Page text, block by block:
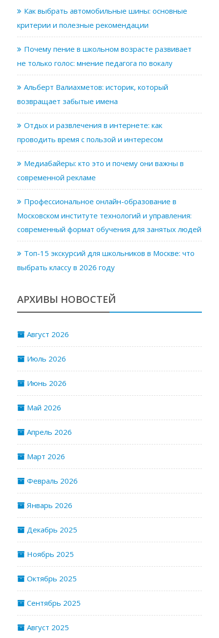
Как выбрать автомобильные шины: основные
критерии и полезные рекомендации
Почему пение в школьном возрасте развивает
не только голос: мнение педагога по вокалу
Альберт Валиахметов: историк, который
возвращает забытые имена
Отдых и развлечения в интернете: как
проводить время с пользой и интересом
Медиабайеры: кто это и почему они важны в
современной рекламе
Профессиональное онлайн-образование в
Московском институте технологий и управления:
современный формат обучения для занятых людей
Топ-15 экскурсий для школьников в Москве: что
выбрать классу в 2026 году
АРХИВЫ НОВОСТЕЙ
Август 2026
Июль 2026
Июнь 2026
Май 2026
Апрель 2026
Март 2026
Февраль 2026
Январь 2026
Декабрь 2025
Ноябрь 2025
Октябрь 2025
Сентябрь 2025
Август 2025